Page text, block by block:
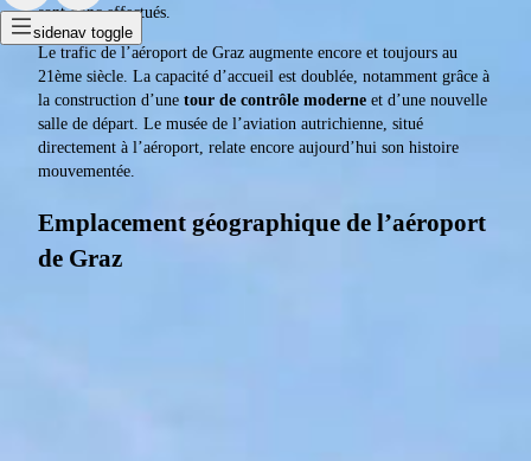
sidenav toggle
sont donc effectués.
Le trafic de l’aéroport de Graz augmente encore et toujours au
21ème siècle. La capacité d’accueil est doublée, notamment grâce à
la construction d’une tour de contrôle moderne et d’une nouvelle
salle de départ. Le musée de l’aviation autrichienne, situé
directement à l’aéroport, relate encore aujourd’hui son histoire
mouvementée.
Emplacement géographique de l’aéroport
de Graz